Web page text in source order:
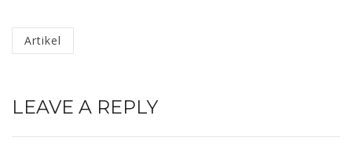
Categorized
in
Artikel
LEAVE A REPLY